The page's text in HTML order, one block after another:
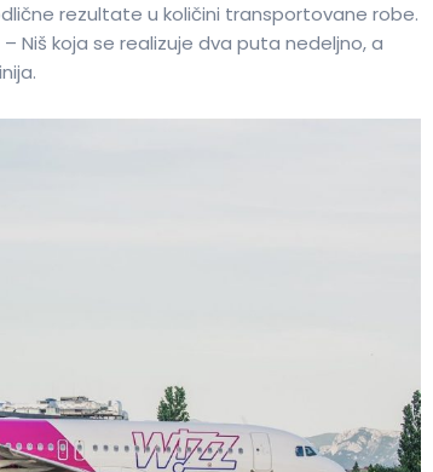
rezultate u količini transportovane robe.
Niš koja se realizuje dva puta nedeljno, a